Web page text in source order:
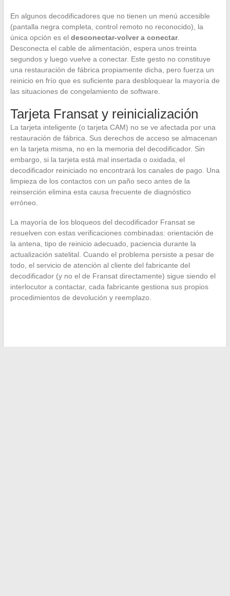
En algunos decodificadores que no tienen un menú accesible
(pantalla negra completa, control remoto no reconocido), la
única opción es el desconectar-volver a conectar.
Desconecta el cable de alimentación, espera unos treinta
segundos y luego vuelve a conectar. Este gesto no constituye
una restauración de fábrica propiamente dicha, pero fuerza un
reinicio en frío que es suficiente para desbloquear la mayoría de
las situaciones de congelamiento de software.
Tarjeta Fransat y reinicialización
La tarjeta inteligente (o tarjeta CAM) no se ve afectada por una
restauración de fábrica. Sus derechos de acceso se almacenan
en la tarjeta misma, no en la memoria del decodificador. Sin
embargo, si la tarjeta está mal insertada o oxidada, el
decodificador reiniciado no encontrará los canales de pago. Una
limpieza de los contactos con un paño seco antes de la
reinserción elimina esta causa frecuente de diagnóstico
erróneo.
La mayoría de los bloqueos del decodificador Fransat se
resuelven con estas verificaciones combinadas: orientación de
la antena, tipo de reinicio adecuado, paciencia durante la
actualización satelital. Cuando el problema persiste a pesar de
todo, el servicio de atención al cliente del fabricante del
decodificador (y no el de Fransat directamente) sigue siendo el
interlocutor a contactar, cada fabricante gestiona sus propios
procedimientos de devolución y reemplazo.